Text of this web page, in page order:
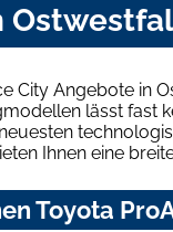
City Angebote in
lässt fast
Ihnen eine
Toyota